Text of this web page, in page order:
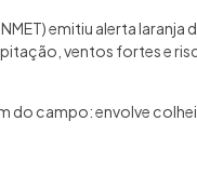
emitiu alerta laranja
ventos fortes e
do campo: envolve